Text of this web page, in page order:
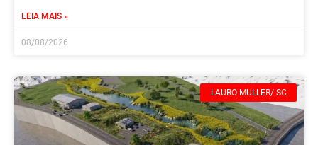
LEIA MAIS »
08/08/2026
LAURO MULLER/ SC